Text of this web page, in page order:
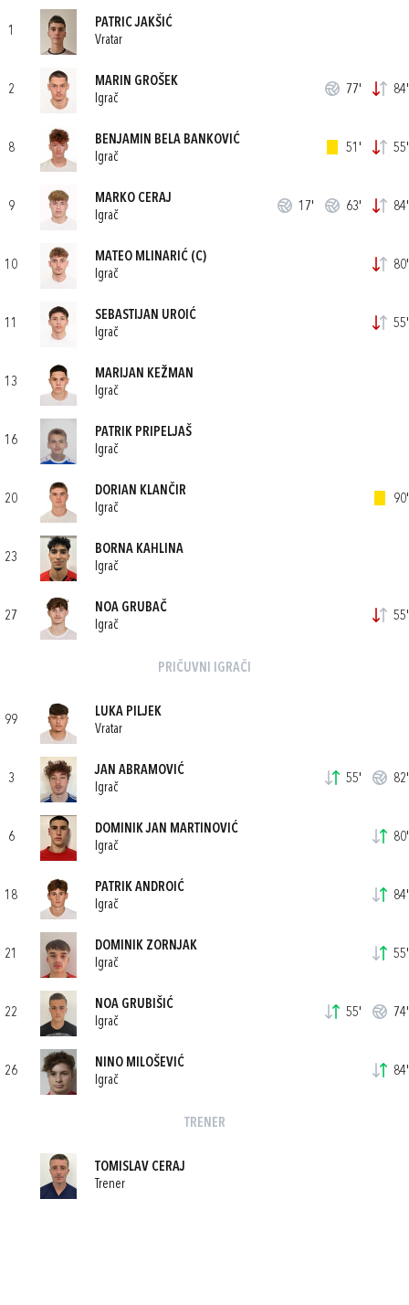
1
PATRIC JAKŠIĆ
Vratar
2
MARIN GROŠEK
Igrač
77' 84'
8
BENJAMIN BELA BANKOVIĆ
Igrač
51' 55'
9
MARKO CERAJ
Igrač
17' 63' 84'
10
MATEO MLINARIĆ (C)
Igrač
80'
11
SEBASTIJAN UROIĆ
Igrač
55'
13
MARIJAN KEŽMAN
Igrač
16
PATRIK PRIPELJAŠ
Igrač
20
DORIAN KLANČIR
Igrač
90'
23
BORNA KAHLINA
Igrač
27
NOA GRUBAČ
Igrač
55'
PRIČUVNI IGRAČI
99
LUKA PILJEK
Vratar
3
JAN ABRAMOVIĆ
Igrač
55' 82'
6
DOMINIK JAN MARTINOVIĆ
Igrač
80'
18
PATRIK ANDROIĆ
Igrač
84'
21
DOMINIK ZORNJAK
Igrač
55'
22
NOA GRUBIŠIĆ
Igrač
55' 74'
26
NINO MILOŠEVIĆ
Igrač
84'
TRENER
TOMISLAV CERAJ
Trener